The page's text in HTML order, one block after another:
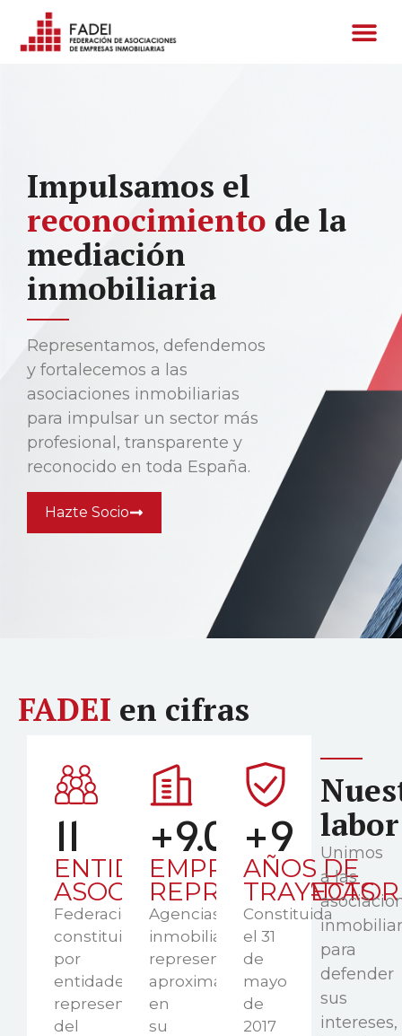
Impulsamos el
reconocimiento de la
mediación
inmobiliaria
Representamos, defendemos
y fortalecemos a las
asociaciones inmobiliarias
para impulsar un sector más
profesional, transparente y
reconocido en toda España.
Hazte Socio
FADEI en cifras
ENTIDADES
ASOCIADAS
11
Federación
constituida
por
entidades
representativas
del
EMPRESAS
REPRESENTADAS
+9.000
Agencias
inmobiliarias
representadas
aproximadamente
en
su
AÑOS DE
+9
Constituida
el 31
de
mayo
de
2017
labor
Unimos
a las
para
defender
sus
intereses,